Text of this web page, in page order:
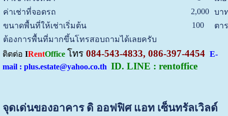
ค่าเช่าที่จอดรถ
2,000
บา
ขนาดพื้นที่ให้เช่าเริ่มต้น
100
ตา
ต้องการพื้นที่มากขึ้นโทรสอบถามได้เลยครับ
ติตต่อ IRentOffice โทร084-543-4833, 086-397-4454 E-
mail : plus.estate@yahoo.co.th ID. LINE : rentoffice
จุดเด่นของอาคาร ดิ ออฟฟิศ แอท เซ็นทรัลเวิลด์